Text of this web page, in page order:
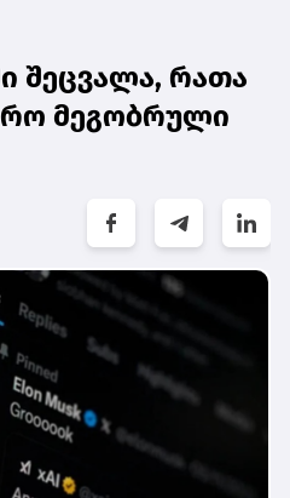
შეცვალა, რათა
მეგობრული